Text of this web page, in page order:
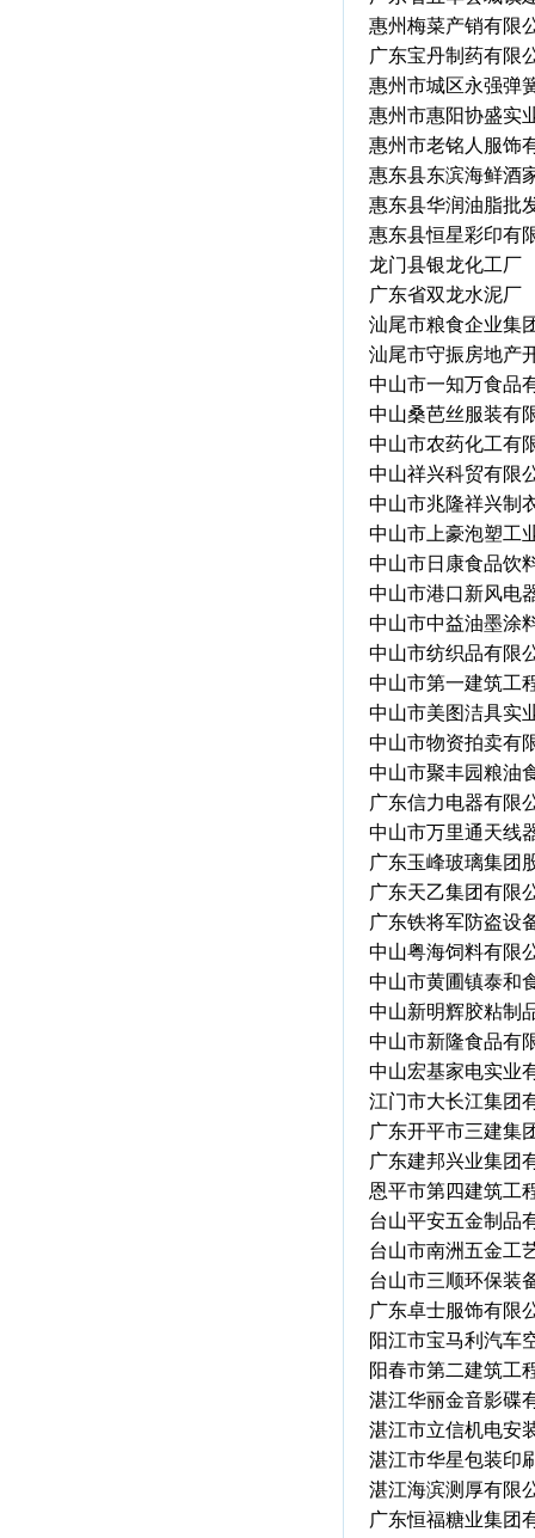
惠州梅菜产销有限
广东宝丹制药有限
惠州市城区永强弹
惠州市惠阳协盛实
惠州市老铭人服饰
惠东县东滨海鲜酒
惠东县华润油脂批
惠东县恒星彩印有
龙门县银龙化工厂
广东省双龙水泥厂
汕尾市粮食企业集
汕尾市守振房地产
中山市一知万食品
中山桑芭丝服装有
中山市农药化工有
中山祥兴科贸有限
中山市兆隆祥兴制
中山市上豪泡塑工
中山市日康食品饮
中山市港口新风电
中山市中益油墨涂
中山市纺织品有限
中山市第一建筑工
中山市美图洁具实
中山市物资拍卖有
中山市聚丰园粮油
广东信力电器有限
中山市万里通天线
广东玉峰玻璃集团
广东天乙集团有限
广东铁将军防盗设
中山粤海饲料有限
中山市黄圃镇泰和
中山新明辉胶粘制
中山市新隆食品有
中山宏基家电实业
江门市大长江集团
广东开平市三建集
广东建邦兴业集团
恩平市第四建筑工
台山平安五金制品
台山市南洲五金工
台山市三顺环保装
广东卓士服饰有限
阳江市宝马利汽车
阳春市第二建筑工
湛江华丽金音影碟
湛江市立信机电安
湛江市华星包装印
湛江海滨测厚有限
广东恒福糖业集团